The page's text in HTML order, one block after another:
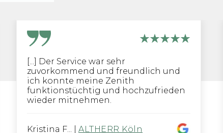
[...] Der Service war sehr
zuvorkommend und freundlich und
ich konnte meine Zenith
funktionstüchtig und hochzufrieden
wieder mitnehmen.
Kristina F... ALTHERR Köln